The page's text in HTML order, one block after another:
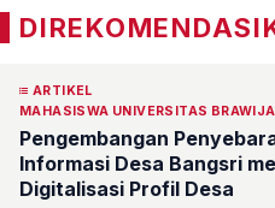
ARTIKEL
MAHASISWA UNIVERSITAS
Pengembangan
Informasi Desa Bangsri
Digitalisasi Profil Desa